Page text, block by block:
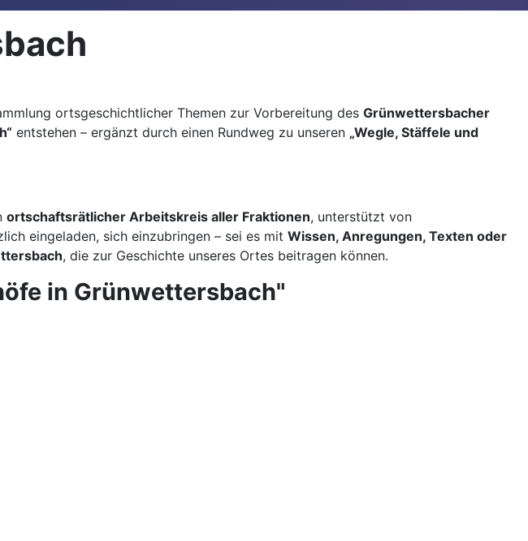
ortsgeschichtlicher Themen zur Vorbereitung des Grünwettersbacher
entstehen – ergänzt durch einen Rundweg zu unseren „Wegle, Stäffele und
ortschaftsrätlicher Arbeitskreis aller Fraktionen, unterstützt von
eingeladen, sich einzubringen – sei es mit Wissen, Anregungen, Texten oder
, die zur Geschichte unseres Ortes beitragen können.
in Grünwettersbach"